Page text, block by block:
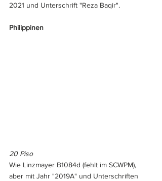
2021 und Unterschrift "Reza Baqir".
Philippinen
20 Piso
Wie Linzmayer B1084d (fehlt im SCWPM),
aber mit Jahr "2019A" und Unterschriften